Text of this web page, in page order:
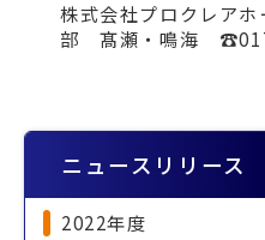
株式会社プロクレア
部 髙瀬・鳴海
ニュースリリース
2022年度